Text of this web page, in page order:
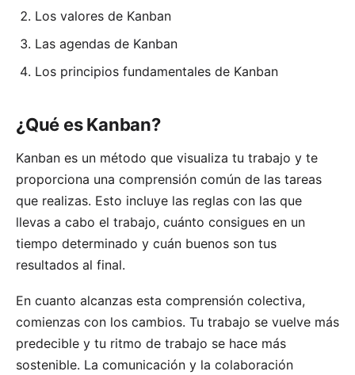
Los valores de Kanban
Las agendas de Kanban
Los principios fundamentales de Kanban
¿Qué es Kanban?
Kanban es un método que visualiza tu trabajo y te
proporciona una comprensión común de las tareas
que realizas. Esto incluye las reglas con las que
llevas a cabo el trabajo, cuánto consigues en un
tiempo determinado y cuán buenos son tus
resultados al final.
En cuanto alcanzas esta comprensión colectiva,
comienzas con los cambios. Tu trabajo se vuelve más
predecible y tu ritmo de trabajo se hace más
sostenible. La comunicación y la colaboración